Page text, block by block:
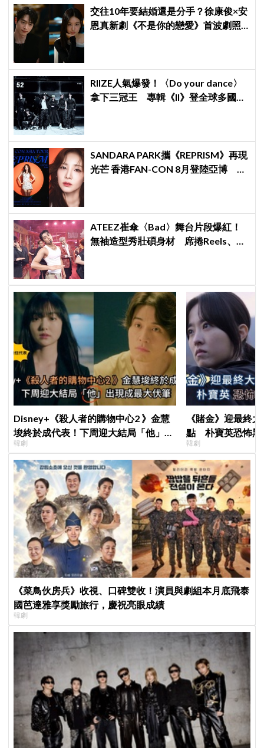
交往10年要結婚還是分手？徐康俊×安
恩真新劇《不是你的戀愛》首波劇照
RIIZE人氣爆發！〈Do your dance〉
拿下三冠王 專輯《II》登全球多國排
SANDARA PARK攜《REPRISM》再現
光芒 香港FAN-CON 8月登陸亞博 用
ATEEZ崔傘〈Bad〉舞台片段爆紅！
無袖造型秀壯碩身材 席捲Reels、
Disney+《殺人者的購物中心2 》金慧
埈終於成代表！下周迎大結局「他」出
現成最大伏筆
韓劇
《賭金》迎最終
點 朴寶英恐怖黑
韓劇
《菜鳥伙房兵》收視、口碑雙收！演員與劇組本月底飛泰
國芭達雅享獎勵旅行，慶祝亮眼成績
韓劇